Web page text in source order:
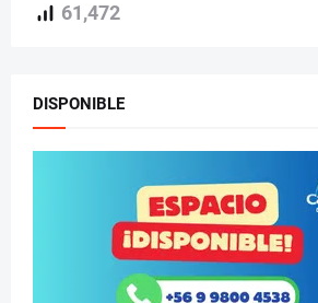
61,472
DISPONIBLE